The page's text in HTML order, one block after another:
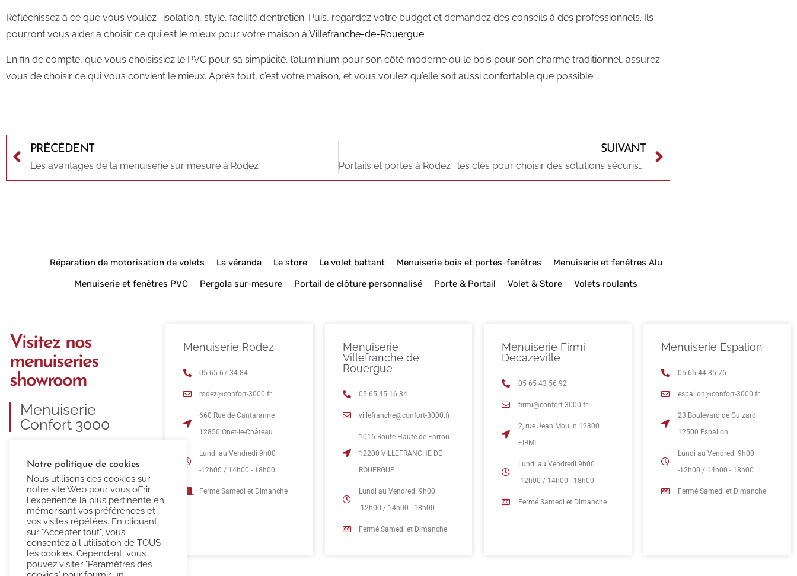
Réfléchissez à ce que vous voulez : isolation, style, facilité d’entretien. Puis, regardez votre budget et demandez des conseils à des professionnels. Ils
pourront vous aider à choisir ce qui est le mieux pour votre maison à Villefranche-de-Rouergue.
En fin de compte, que vous choisissiez le PVC pour sa simplicité, l’aluminium pour son côté moderne ou le bois pour son charme traditionnel, assurez-
vous de choisir ce qui vous convient le mieux. Après tout, c’est votre maison, et vous voulez qu’elle soit aussi confortable que possible.
PRÉCÉDENT
Les avantages de la menuiserie sur mesure à Rodez
SUIVANT
Portails et portes à Rodez : les clés pour choisir des solutions sécurisées et esthétiques
Réparation de motorisation de volets La véranda Le store Le volet battant Menuiserie bois et portes-fenêtres
Menuiserie et fenêtres Alu
Menuiserie et fenêtres PVC
Pergola sur-mesure Portail de clôture personnalisé Porte & Portail Volet & Store Volets roulants
Visitez nos
menuiseries
showroom
Menuiserie
Confort 3000
fourniture et pose de menuiseries
PVC, ALU, BOIS et MIXTE.
Menuiserie Rodez
05 65 67 34 84
rodez@confort-3000.fr
660 Rue de Cantaranne
12850 Onet-le-Château
Lundi au Vendredi 9h00
-12h00 / 14h00 - 18h00
Fermé Samedi et Dimanche
Menuiserie
Villefranche de
Rouergue
05 65 45 16 34
villefranche@confort-3000.fr
1016 Route Haute de Farrou
12200 VILLEFRANCHE DE
ROUERGUE
Lundi au Vendredi 9h00
-12h00 / 14h00 - 18h00
Fermé Samedi et Dimanche
Menuiserie Firmi
Decazeville
05 65 43 56 92
firmi@confort-3000.fr
2, rue Jean Moulin 12300
FIRMI
Lundi au Vendredi 9h00
-12h00 / 14h00 - 18h00
Fermé Samedi et Dimanche
Menuiserie Espalion
05 65 44 85 76
espalion@confort-3000.fr
23 Boulevard de Guizard
12500 Espalion
Lundi au Vendredi 9h00
-12h00 / 14h00 - 18h00
Fermé Samedi et Dimanche
Notre politique de cookies
Nous utilisons des cookies sur
notre site Web pour vous offrir
l'expérience la plus pertinente en
mémorisant vos préférences et
vos visites répétées. En cliquant
sur "Accepter tout", vous
consentez à l'utilisation de TOUS
les cookies. Cependant, vous
pouvez visiter "Paramètres des